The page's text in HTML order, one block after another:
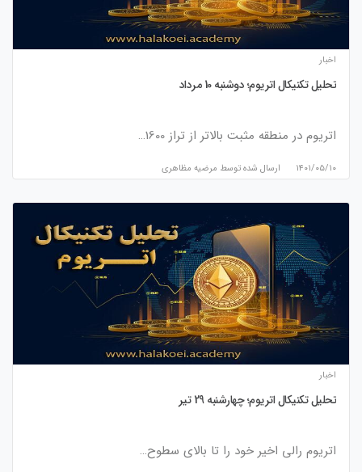
اخبار
تحلیل تکنیکال اتریوم؛ دوشنبه 10 مرداد
اتریوم در منطقه مثبت بالاتر از تراز 1600…
۱۴۰۱/۰۵/۱۰ ارسال شده توسط مرضیه مظاهری
اخبار
تحلیل تکنیکال اتریوم؛ چهارشنبه 29 تیر
اتریوم رالی اخیر خود را تا بالای سطوح…